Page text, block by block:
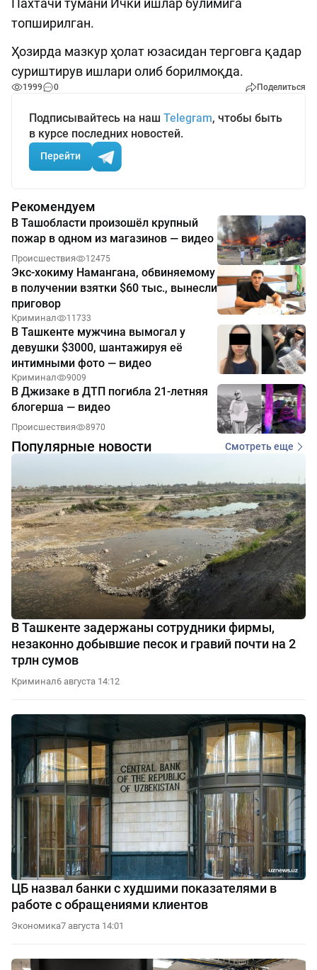
топширилган.
Ҳозирда мазкур ҳолат юзасидан терговга қадар
суриштирув ишлари олиб борилмоқда.
1999 0 Поделиться
Подписывайтесь на наш Telegram, чтобы быть
в курсе последних новостей.
Перейти
Рекомендуем
В Ташобласти произошёл крупный
пожар в одном из магазинов — видео
Происшествия 12475
Экс-хокиму Намангана, обвиняемому
в получении взятки $60 тыс., вынесли
приговор
Криминал 11733
В Ташкенте мужчина вымогал у
девушки $3000, шантажируя её
интимными фото — видео
Криминал 9009
В Джизаке в ДТП погибла 21-летняя
блогерша — видео
Происшествия 8970
Популярные новости Смотреть еще
В Ташкенте задержаны сотрудники фирмы,
незаконно добывшие песок и гравий почти на 2
трлн сумов
Криминал6 августа 14:12
ЦБ назвал банки с худшими показателями в
работе с обращениями клиентов
Экономика7 августа 14:01